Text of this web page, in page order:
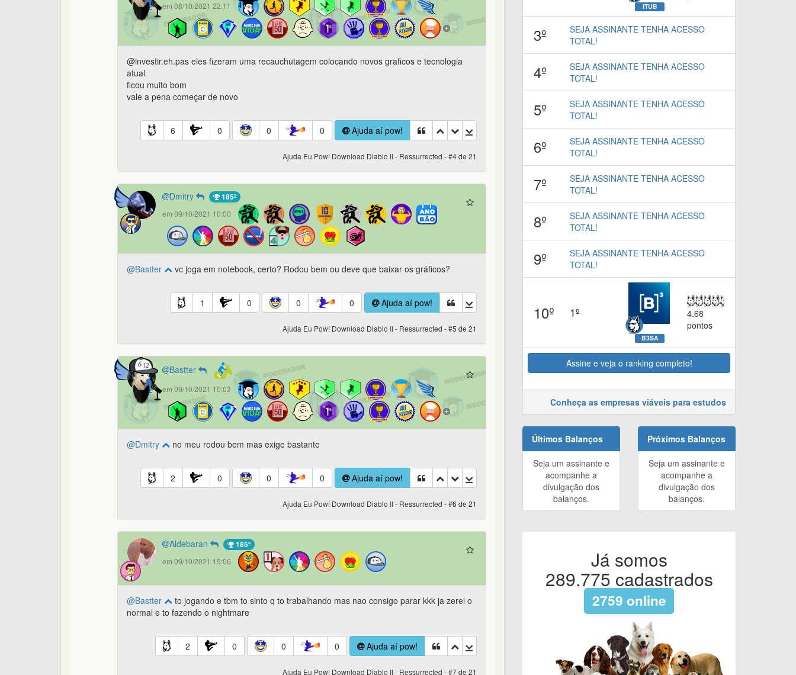
em 08/10/2021 22:11
@investir.eh.pas eles fizeram uma recauchutagem colocando novos graficos e tecnologia
atual
ficou muito bom
vale a pena começar de novo
6 0 0 0 Ajuda aí pow!
Ajuda Eu Pow! Download Diablo II - Ressurrected - #4 de 21
Dmitry 185º
em 09/10/2021 10:00
@Bastter vc joga em notebook, certo? Rodou bem ou deve que baixar os gráficos?
1 0 0 0 Ajuda aí pow!
Ajuda Eu Pow! Download Diablo II - Ressurrected - #5 de 21
Bastter
em 09/10/2021 10:03
@Dmitry no meu rodou bem mas exige bastante
2 0 0 0 Ajuda aí pow!
Ajuda Eu Pow! Download Diablo II - Ressurrected - #6 de 21
Aldebaran 185º
em 09/10/2021 15:06
@Bastter
to jogando e tbm to sinto q to trabalhando mas nao consigo parar kkk ja zerei o
normal e to fazendo o nightmare
2 0 0 0 Ajuda aí pow!
Ajuda Eu Pow! Download Diablo II - Ressurrected - #7 de 21
ITUB
3º
SEJA ASSINANTE TENHA ACESSO
TOTAL!
4º
SEJA ASSINANTE TENHA ACESSO
TOTAL!
5º
SEJA ASSINANTE TENHA ACESSO
TOTAL!
6º
SEJA ASSINANTE TENHA ACESSO
TOTAL!
7º
SEJA ASSINANTE TENHA ACESSO
TOTAL!
8º
SEJA ASSINANTE TENHA ACESSO
TOTAL!
9º
SEJA ASSINANTE TENHA ACESSO
TOTAL!
10º 1º
B3SA
4.68
pontos
Assine e veja o ranking completo!
Conheça as empresas viáveis para estudos
Últimos Balanços
Seja um assinante e
acompanhe a
divulgação dos
balanços.
Próximos Balanços
Seja um assinante e
acompanhe a
divulgação dos
balanços.
Já somos
289.775 cadastrados
2759 online